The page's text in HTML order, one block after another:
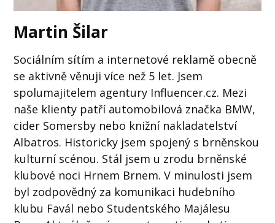
Martin Šilar
Sociálním sítím a internetové reklamě obecně
se aktivně věnuji více než 5 let. Jsem
spolumajitelem agentury Influencer.cz. Mezi
naše klienty patří automobilová značka BMW,
cider Somersby nebo knižní nakladatelství
Albatros. Historicky jsem spojený s brněnskou
kulturní scénou. Stál jsem u zrodu brněnské
klubové noci Hrnem Brnem. V minulosti jsem
byl zodpovědný za komunikaci hudebního
klubu Favál nebo Studentského Majálesu